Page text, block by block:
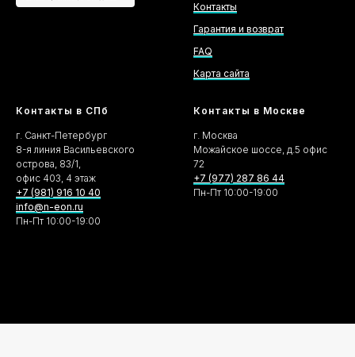
Контакты
Гарантия и возврат
FAQ
Карта сайта
Контакты в СПб
г. Санкт-Петербург
8-я линия Васильевского
острова, 83/1,
офис 403, 4 этаж
+7 (981) 916 10 40
info@n-eon.ru
Пн-Пт 10:00-19:00
Контакты в Москве
г. Москва
Можайское шоссе, д.5 офис
72
+7 (977) 287 86 44
Пн-Пт 10:00-19:00